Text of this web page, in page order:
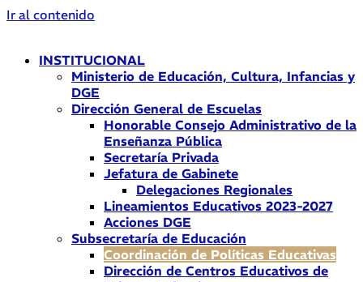
Ir al contenido
INSTITUCIONAL
Ministerio de Educación, Cultura, Infancias y
DGE
Dirección General de Escuelas
Honorable Consejo Administrativo de la
Enseñanza Pública
Secretaría Privada
Jefatura de Gabinete
Delegaciones Regionales
Lineamientos Educativos 2023-2027
Acciones DGE
Subsecretaría de Educación
Coordinación de Políticas Educativas
Dirección de Centros Educativos de